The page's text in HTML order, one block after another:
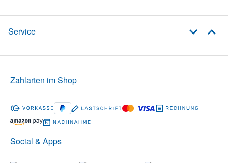
Service
Social & Apps
Zahlarten im Shop